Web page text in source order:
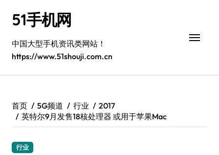
51手机网
中国大型手机资讯类网站！
https://www.51shouji.com.cn
首页 5G频道 行业
2017
英特尔9月发售18核处理器 或用于苹果Mac
行业